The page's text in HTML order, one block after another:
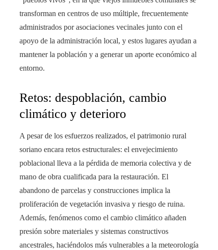
transforman en centros de uso múltiple, frecuentemente
administrados por asociaciones vecinales junto con el
apoyo de la administración local, y estos lugares ayudan a
mantener la población y a generar un aporte económico al
entorno.
Retos: despoblación, cambio
climático y deterioro
A pesar de los esfuerzos realizados, el patrimonio rural
soriano encara retos estructurales: el envejecimiento
poblacional lleva a la pérdida de memoria colectiva y de
mano de obra cualificada para la restauración. El
abandono de parcelas y construcciones implica la
proliferación de vegetación invasiva y riesgo de ruina.
Además, fenómenos como el cambio climático añaden
presión sobre materiales y sistemas constructivos
ancestrales, haciéndolos más vulnerables a la meteorología